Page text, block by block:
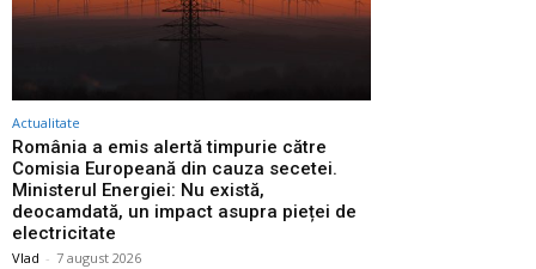
Actualitate
România a emis alertă timpurie către
Comisia Europeană din cauza secetei.
Ministerul Energiei: Nu există,
deocamdată, un impact asupra pieței de
electricitate
Vlad - 7 august 2026